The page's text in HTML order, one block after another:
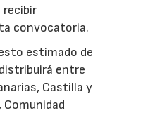
recibir
convocatoria.
estimado de
entre
Castilla y